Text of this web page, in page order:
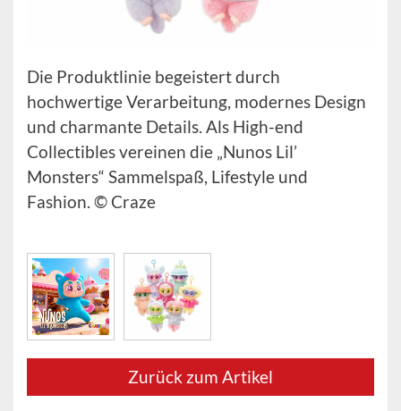
Die Produktlinie begeistert durch
hochwertige Verarbeitung, modernes Design
und charmante Details. Als High-end
Collectibles vereinen die „Nunos Lil’
Monsters“ Sammelspaß, Lifestyle und
Fashion. © Craze
Zurück zum Artikel